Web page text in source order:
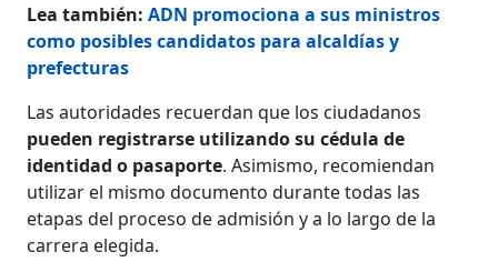
Lea también:ADN promociona a sus ministros
como posibles candidatos para alcaldías y
prefecturas
Las autoridades recuerdan que los ciudadanos
pueden registrarse utilizando su cédula de
identidad o pasaporte. Asimismo, recomiendan
utilizar el mismo documento durante todas las
etapas del proceso de admisión y a lo largo de la
carrera elegida.